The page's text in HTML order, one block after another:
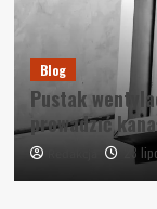
Blog
Pustak
prowadzić
23